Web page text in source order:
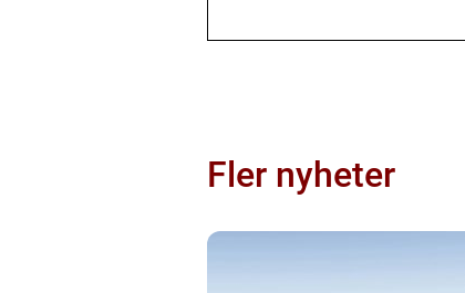
Fler nyheter